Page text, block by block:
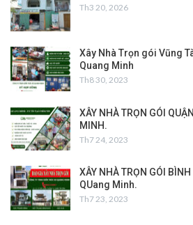
Th3 20, 2026
Xây Nhà Trọn gói Vũng
Quang Minh
Th8 30, 2023
XÂY NHÀ TRỌN GÓI
MINH.
Th7 24, 2023
XÂY NHÀ TRỌN GÓI
QUang Minh.
Th7 23, 2023